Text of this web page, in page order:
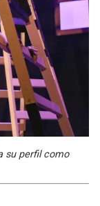
su perfil como